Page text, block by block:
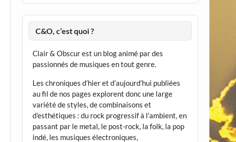
C&O, c’est quoi ?
Clair & Obscur est un blog animé par des
passionnés de musiques en tout genre.
Les chroniques d’hier et d’aujourd’hui publiées
au fil de nos pages explorent donc une large
variété de styles, de combinaisons et
d’esthétiques : du rock progressif à l’ambient, en
passant par le metal, le post-rock, la folk, la pop
indé, les musiques électroniques,